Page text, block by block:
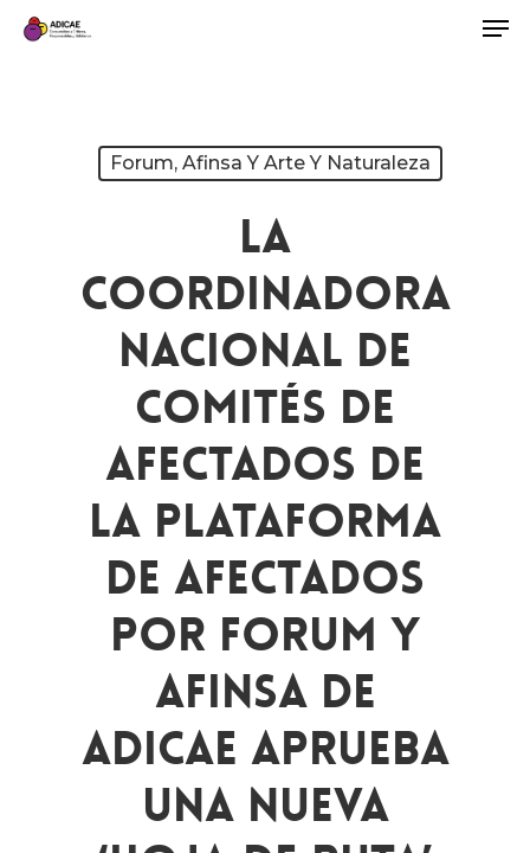
Forum, Afinsa Y Arte Y Naturaleza
La
Coordinadora
Nacional De
Comités De
Afectados De
La Plataforma
De Afectados
Por Forum Y
Afinsa De
ADICAE Aprueba
Una Nueva